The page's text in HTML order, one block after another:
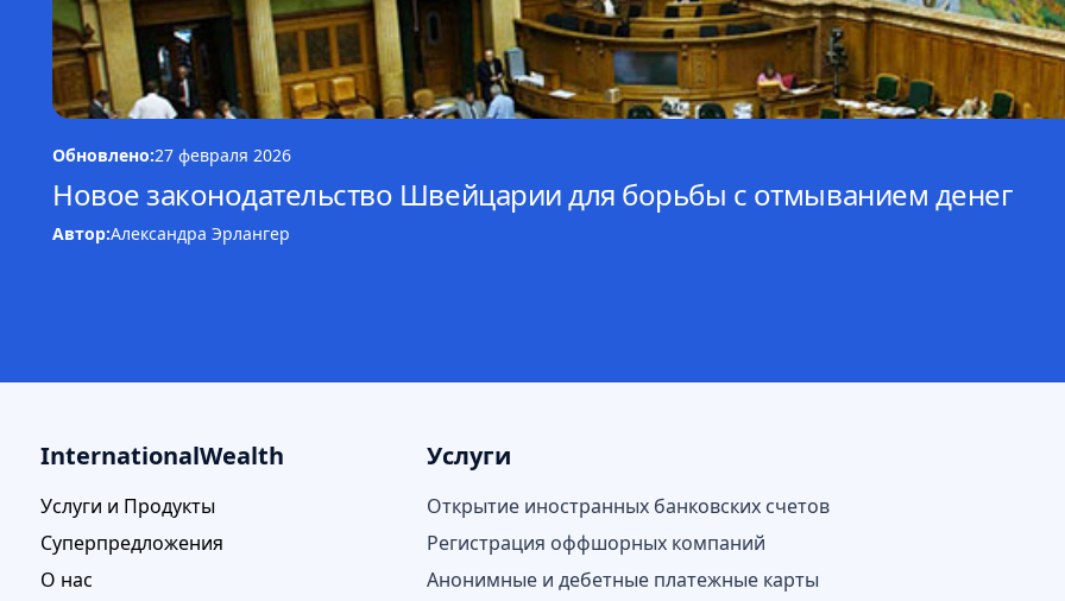
Обновлено:27 февраля 2026
Новое законодательство Швейцарии для борьбы с отмыванием денег
Автор:Александра Эрлангер
InternationalWealth
Услуги и Продукты
Суперпредложения
О нас
Услуги
Открытие иностранных банковских счетов
Регистрация оффшорных компаний
Анонимные и дебетные платежные карты